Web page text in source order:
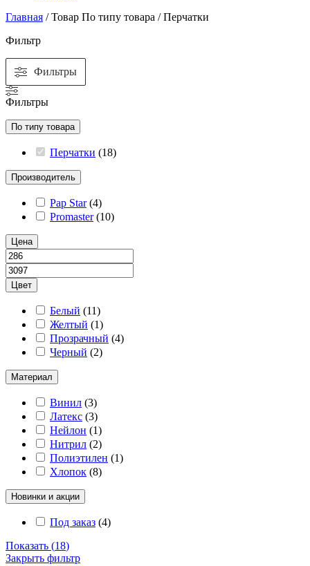
Главная / Товар По типу товара / Перчатки
Фильтр
Фильтры
Фильтры
По типу товара
Перчатки (18)
Производитель
Pap Star (4)
Promaster (10)
Цена
Цвет
Белый (11)
Желтый (1)
Прозрачный (4)
Черный (2)
Материал
Винил (3)
Латекс (3)
Нейлон (1)
Нитрил (2)
Полиэтилен (1)
Хлопок (8)
Новинки и акции
Под заказ (4)
Показать (18)
Закрыть фильтр